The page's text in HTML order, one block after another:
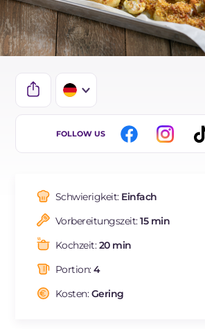
IT
FR
BR
NL
FOLLOW US
Schwierigkeit: Einfach
Vorbereitungszeit:15 min
Kochzeit:20 min
Portion:4
Kosten:Gering